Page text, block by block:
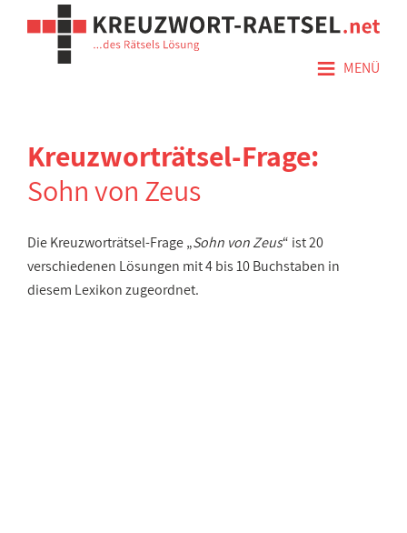
≡ MENÜ
Kreuzworträtsel-Frage:
Sohn von Zeus
Die Kreuzworträtsel-Frage „Sohn von Zeus“ ist 20
verschiedenen Lösungen mit 4 bis 10 Buchstaben in
diesem Lexikon zugeordnet.